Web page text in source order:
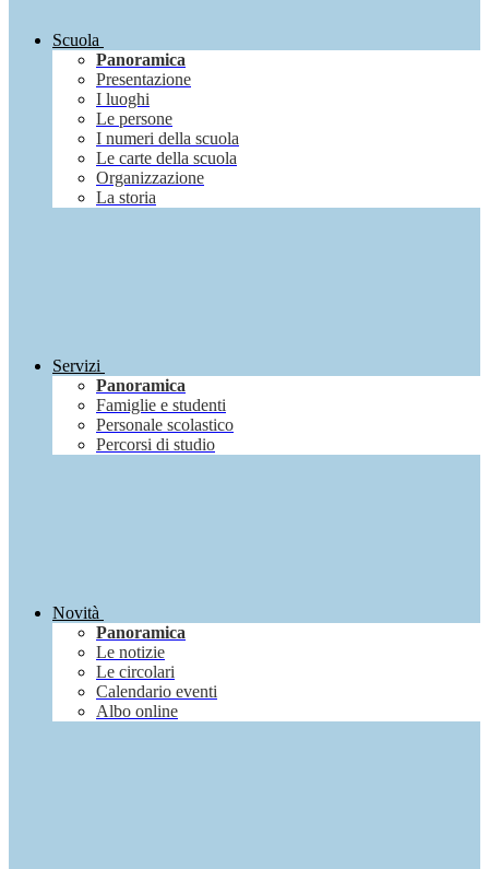
Scuola
Panoramica
Presentazione
I luoghi
Le persone
I numeri della scuola
Le carte della scuola
Organizzazione
La storia
Servizi
Panoramica
Famiglie e studenti
Personale scolastico
Percorsi di studio
Novità
Panoramica
Le notizie
Le circolari
Calendario eventi
Albo online